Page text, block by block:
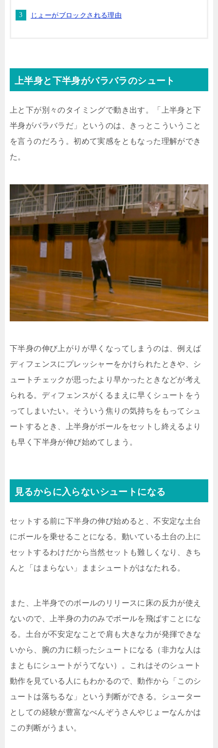
じょーがブロックされる理由
上半身と下半身がバラバラのシュート
上と下が別々のタイミングで動き出す。「上半身と下
半身がバラバラだ」というのは、きっとこういうこと
を言うのだろう。初めて実感をともなった理解ができ
た。
下半身の伸び上がりが早くなってしまうのは、例えば
ディフェンスにプレッシャーをかけられたときや、シ
ュートチェックが思ったより早かったときなどが考え
られる。ディフェンスがくるまえに早くシュートをう
ってしまいたい。そういう焦りの気持ちをもってシュ
ートするとき、上半身がボールをセットし終えるより
も早く下半身が伸び始めてしまう。
見るからに入らないシュートになる
セットする前に下半身の伸び始めると、不安定な土台
にボールを乗せることになる。動いている土台の上に
セットするわけだから当然セットも難しくなり、きち
んと「はまらない」ままシュートがはなたれる。
また、上半身でのボールのリリースに床の反力が使え
ないので、上半身の力のみでボールを飛ばすことにな
る。土台が不安定なことで肩も大きな力が発揮できな
いから、腕の力に頼ったシュートになる（非力な人は
まともにシュートがうてない）。これはそのシュート
動作を見ている人にもわかるので、動作から「このシ
ュートは落ちるな」という判断ができる。シューター
としての経験が豊富なべんぞうさんやじょーなんかは
この判断がうまい。